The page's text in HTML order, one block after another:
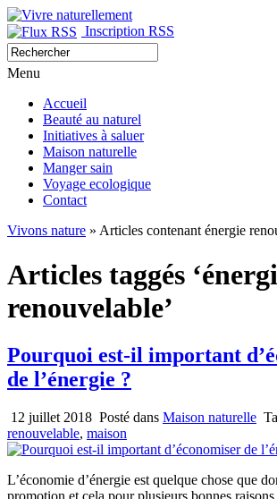
Inscription RSS
Menu
Accueil
Beauté au naturel
Initiatives à saluer
Maison naturelle
Manger sain
Voyage ecologique
Contact
Vivons nature » Articles contenant énergie
Articles taggés
renouvelable’
Pourquoi est-il important
de l’énergie ?
12 juillet 2018 Posté dans Maison naturelle
renouvelable, maison
L’économie d’énergie est quelque chose que